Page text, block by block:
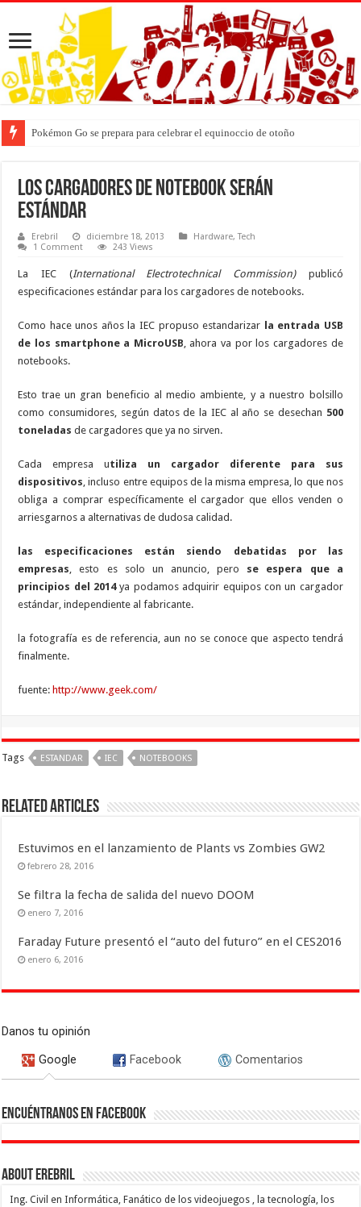
Pokémon Go se prepara para celebrar el equinoccio de otoño
Los cargadores de notebook serán
estándar
Erebril diciembre 18, 2013 Hardware,Tech
1 Comment
243 Views
La IEC (International Electrotechnical Commission)publicó
especificaciones estándar para los cargadores de notebooks.
Como hace unos años la IEC propuso estandarizar
la entrada USB
de los smartphone a MicroUSB, ahora va por los cargadores de
notebooks.
Esto trae un gran beneficio al medio ambiente, y a nuestro bolsillo
como consumidores, según datos de la IEC al año se desechan 500
toneladas de cargadores que ya no sirven.
Cada empresa utiliza un cargador diferente para sus
dispositivos, incluso entre equipos de la misma empresa, lo que nos
obliga a comprar específicamente el cargador que ellos venden o
arriesgarnos a alternativas de dudosa calidad.
las especificaciones están siendo debatidas por las
empresas, esto es solo un anuncio, pero se espera que a
principios del 2014ya podamos adquirir equipos con un cargador
estándar, independiente al fabricante.
la fotografía es de referencia, aun no se conoce que aspecto tendrá
finalmente.
fuente: http://www.geek.com/
Tags ESTANDAR IEC NOTEBOOKS
Related Articles
Estuvimos en el lanzamiento de Plants vs Zombies GW2
febrero 28, 2016
Se filtra la fecha de salida del nuevo DOOM
enero 7, 2016
Faraday Future presentó el “auto del futuro” en el CES2016
enero 6, 2016
Danos tu opinión
Google Facebook Comentarios
Encuéntranos en Facebook
About Erebril
Ing. Civil en Informática, Fanático de los videojuegos , la tecnología, los